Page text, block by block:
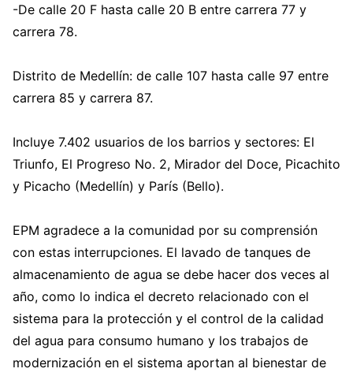
-De calle 20 F hasta calle 20 B entre carrera 77 y
carrera 78.
Distrito de Medellín: de calle 107 hasta calle 97 entre
carrera 85 y carrera 87.
Incluye 7.402 usuarios de los barrios y sectores: El
Triunfo, El Progreso No. 2, Mirador del Doce, Picachito
y Picacho (Medellín) y París (Bello).
EPM agradece a la comunidad por su comprensión
con estas interrupciones. El lavado de tanques de
almacenamiento de agua se debe hacer dos veces al
año, como lo indica el decreto relacionado con el
sistema para la protección y el control de la calidad
del agua para consumo humano y los trabajos de
modernización en el sistema aportan al bienestar de